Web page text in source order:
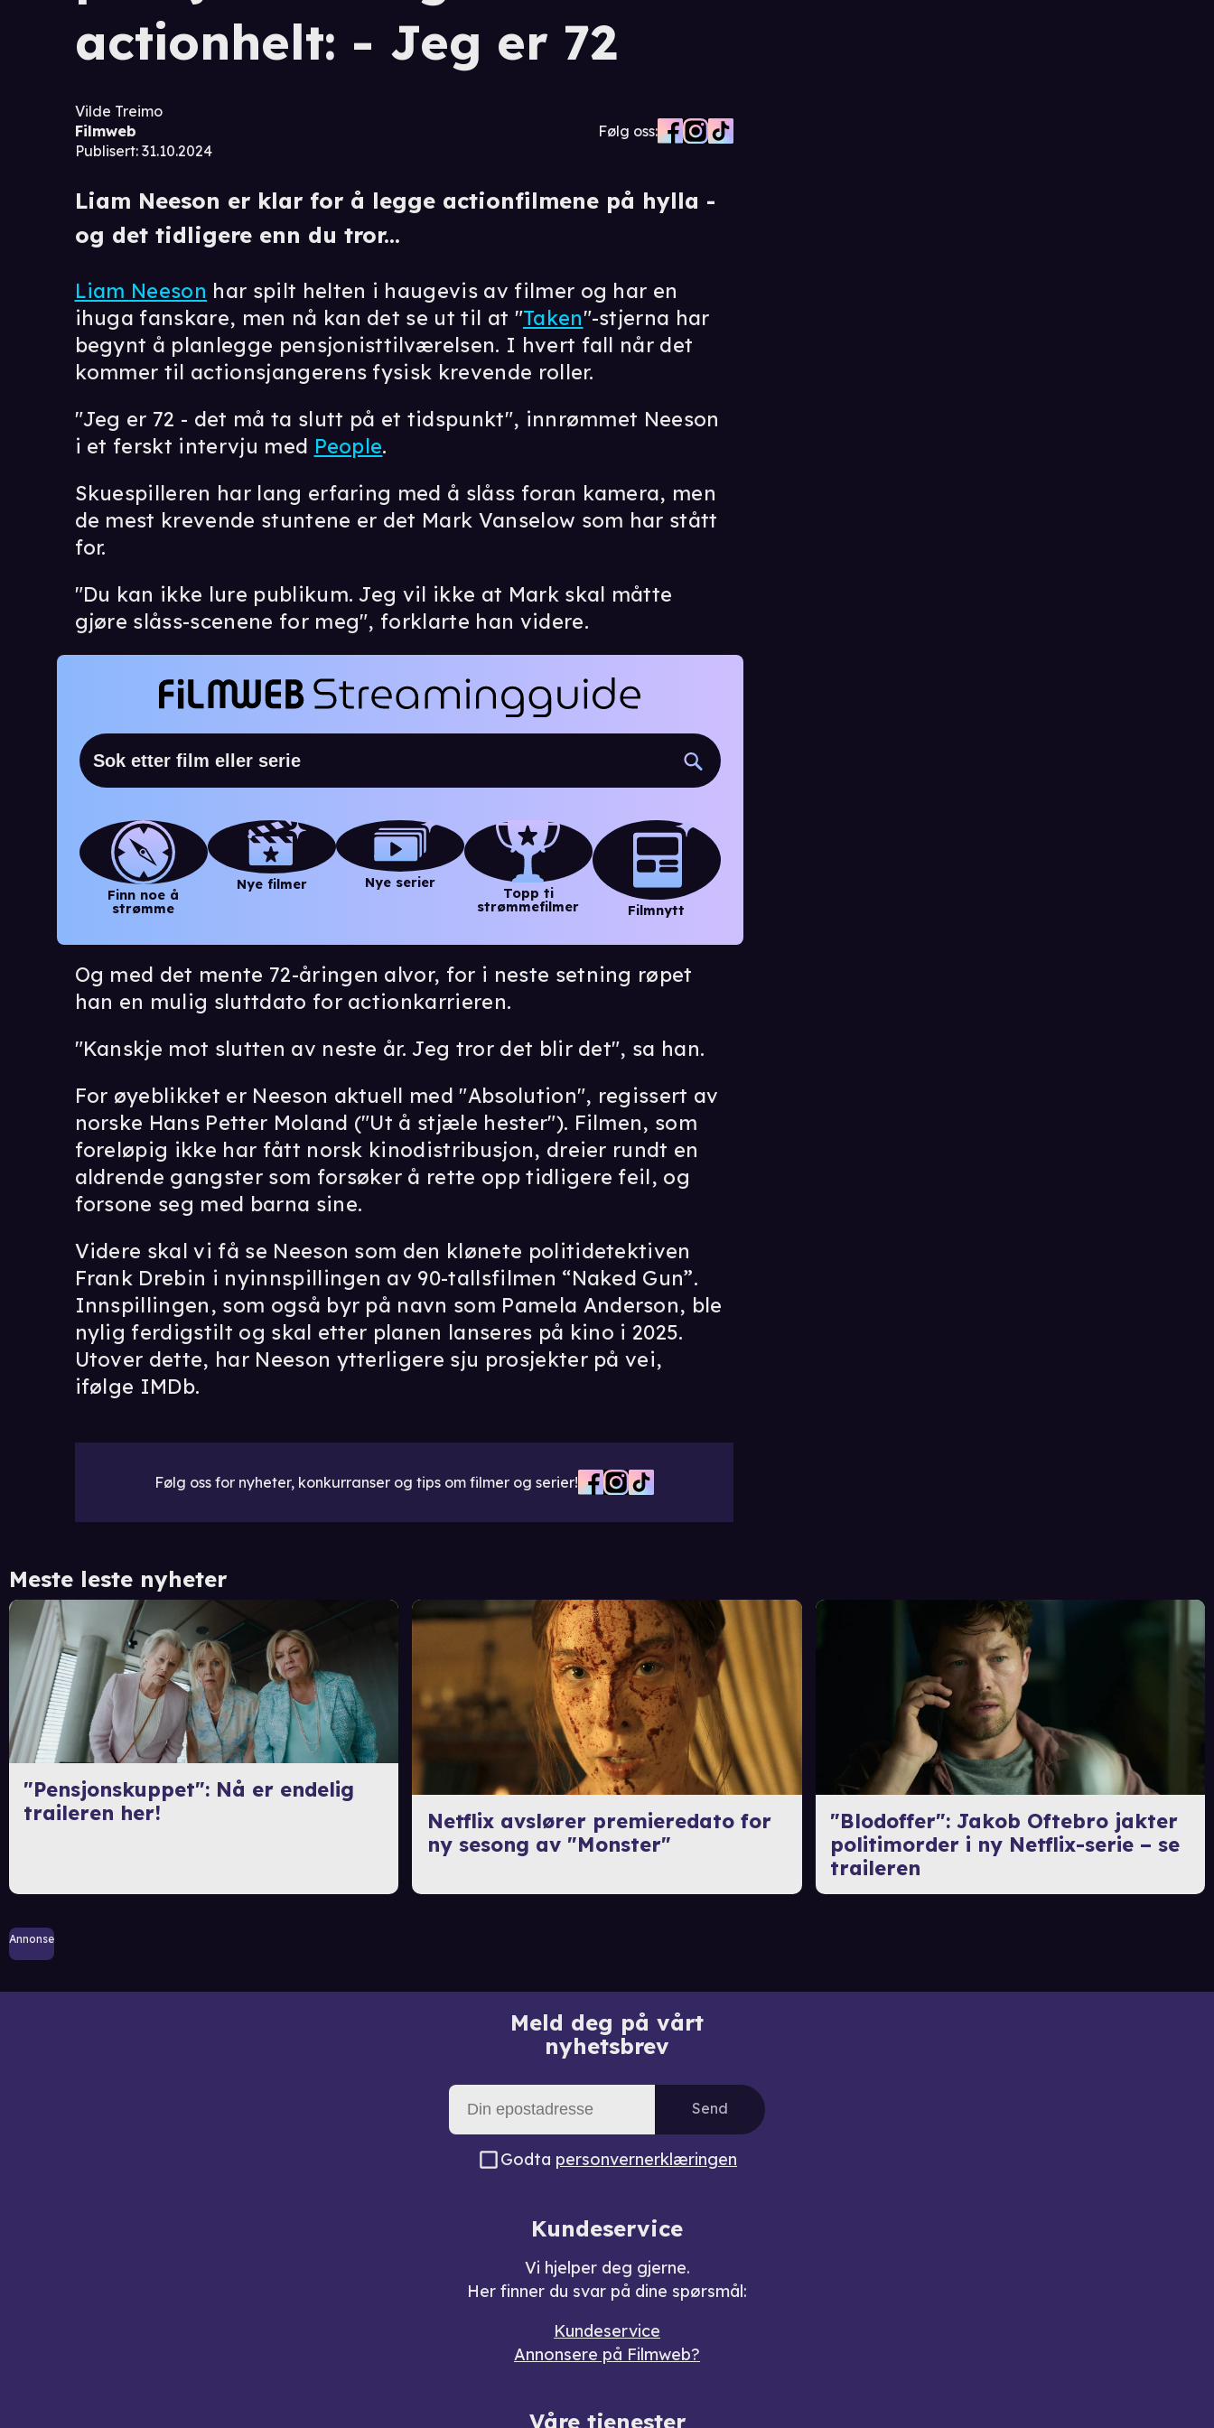
actionhelt: - Jeg er 72
Vilde Treimo
Filmweb
Publisert: 31.10.2024
Følg oss:
Liam Neeson er klar for å legge actionfilmene på hylla -
og det tidligere enn du tror...
Liam Neeson har spilt helten i haugevis av filmer og har en
ihuga fanskare, men nå kan det se ut til at "Taken"-stjerna har
begynt å planlegge pensjonisttilværelsen. I hvert fall når det
kommer til actionsjangerens fysisk krevende roller.
"Jeg er 72 - det må ta slutt på et tidspunkt", innrømmet Neeson
i et ferskt intervju med People.
Skuespilleren har lang erfaring med å slåss foran kamera, men
de mest krevende stuntene er det Mark Vanselow som har stått
for.
"Du kan ikke lure publikum. Jeg vil ikke at Mark skal måtte
gjøre slåss-scenene for meg", forklarte han videre.
Finn noe å
strømme
Nye filmer Nye serier
Topp ti
strømmefilmer
Filmnytt
Og med det mente 72-åringen alvor, for i neste setning røpet
han en mulig sluttdato for actionkarrieren.
"Kanskje mot slutten av neste år. Jeg tror det blir det", sa han.
For øyeblikket er Neeson aktuell med "Absolution", regissert av
norske Hans Petter Moland ("Ut å stjæle hester"). Filmen, som
foreløpig ikke har fått norsk kinodistribusjon, dreier rundt en
aldrende gangster som forsøker å rette opp tidligere feil, og
forsone seg med barna sine.
Videre skal vi få se Neeson som den klønete politidetektiven
Frank Drebin i nyinnspillingen av 90-tallsfilmen “Naked Gun”.
Innspillingen, som også byr på navn som Pamela Anderson, ble
nylig ferdigstilt og skal etter planen lanseres på kino i 2025.
Utover dette, har Neeson ytterligere sju prosjekter på vei,
ifølge IMDb.
Følg oss for nyheter, konkurranser og tips om filmer og serier!
Meste leste nyheter
"Pensjonskuppet": Nå er endelig
traileren her!
Netflix avslører premieredato for
ny sesong av "Monster"
"Blodoffer": Jakob Oftebro jakter
politimorder i ny Netflix-serie – se
traileren
Annonse
Meld deg på vårt
nyhetsbrev
Send
Godta personvernerklæringen
Kundeservice
Vi hjelper deg gjerne.
Her finner du svar på dine spørsmål:
Kundeservice
Annonsere på Filmweb?
Våre tjenester